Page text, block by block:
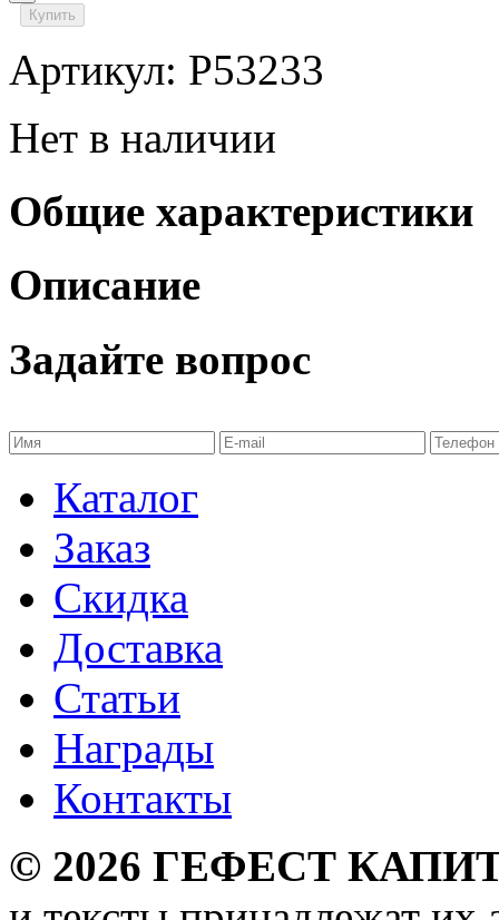
Купить
Артикул: P53233
Нет в наличии
Общие характеристики
Описание
Задайте вопрос
Каталог
Заказ
Скидка
Доставка
Статьи
Награды
Контакты
© 2026 ГЕФЕСТ